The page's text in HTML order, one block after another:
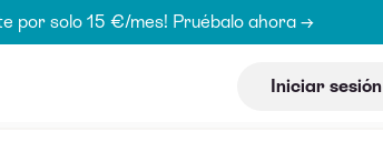
por solo 15 €/mes! Pruébalo ahora →
Iniciar sesión